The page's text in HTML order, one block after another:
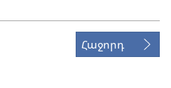
Հաջորդ